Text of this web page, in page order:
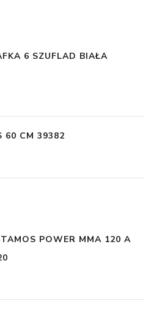
6 SZUFLAD BIAŁA
60 CM 39382
POWER MMA 120 A